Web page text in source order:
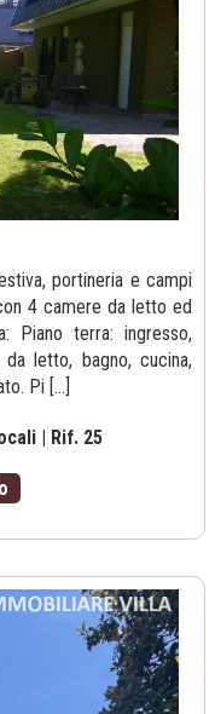
portineria e campi
4 camere da letto ed
Piano terra: ingresso,
letto, bagno, cucina,
Pi [...]
| Rif. 25